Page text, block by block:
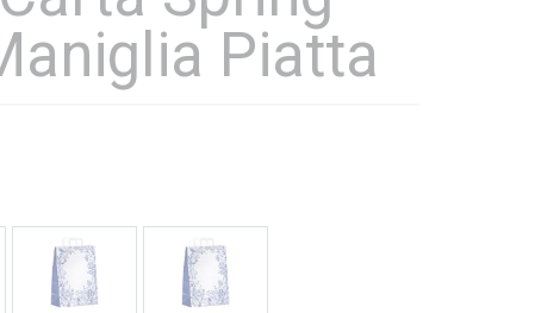
Piatta